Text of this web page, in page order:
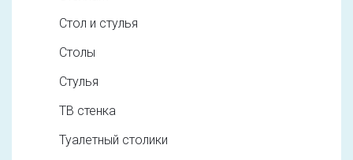
Стол и стулья
Столы
Стулья
ТВ стенка
Туалетный столики